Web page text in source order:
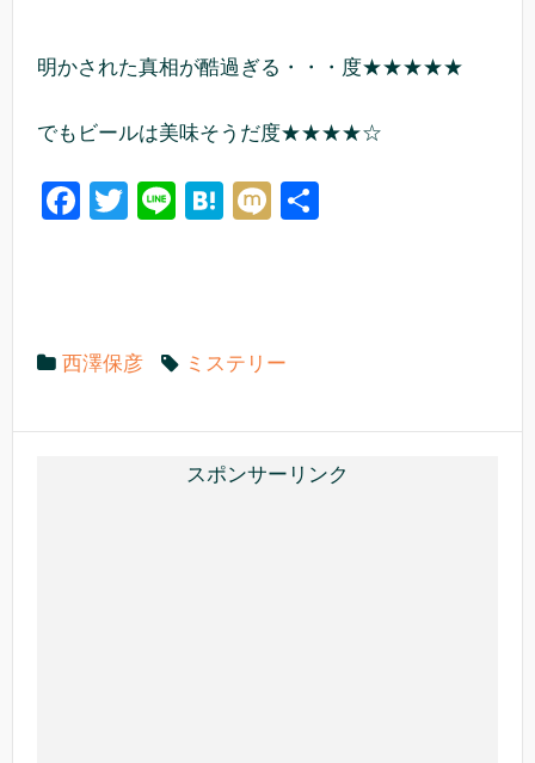
明かされた真相が酷過ぎる・・・度★★★★★
でもビールは美味そうだ度★★★★☆
F
b
o
T
Li
H
a
M
西澤保彦 ミステリー
スポンサーリンク